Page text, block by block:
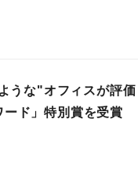
うな"オフィスが評
ド」特別賞を受賞